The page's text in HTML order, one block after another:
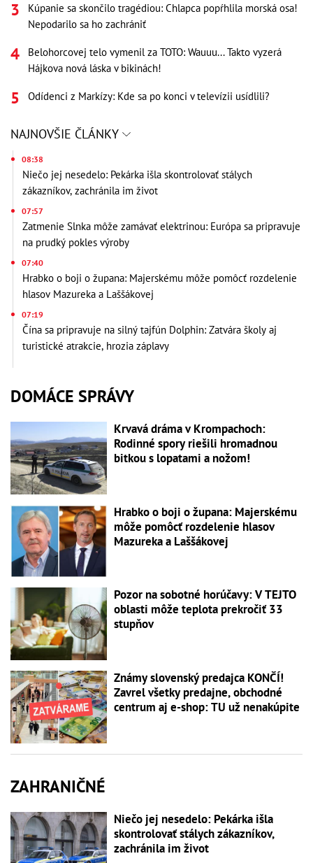
Kúpanie sa skončilo tragédiou: Chlapca popŕhlila morská osa!
Nepodarilo sa ho zachrániť
Belohorcovej telo vymenil za TOTO: Wauuu... Takto vyzerá
Hájkova nová láska v bikinách!
Odídenci z Markízy: Kde sa po konci v televízii usídlili?
NAJNOVŠIE ČLÁNKY
08:38
Niečo jej nesedelo: Pekárka išla skontrolovať stálych
zákazníkov, zachránila im život
07:57
Zatmenie Slnka môže zamávať elektrinou: Európa sa pripravuje
na prudký pokles výroby
07:40
Hrabko o boji o župana: Majerskému môže pomôcť rozdelenie
hlasov Mazureka a Laššákovej
07:19
Čína sa pripravuje na silný tajfún Dolphin: Zatvára školy aj
turistické atrakcie, hrozia záplavy
DOMÁCE SPRÁVY
Krvavá dráma v Krompachoch:
Rodinné spory riešili hromadnou
bitkou s lopatami a nožom!
Hrabko o boji o župana: Majerskému
môže pomôcť rozdelenie hlasov
Mazureka a Laššákovej
Pozor na sobotné horúčavy: V TEJTO
oblasti môže teplota prekročiť 33
stupňov
Známy slovenský predajca KONČÍ!
Zavrel všetky predajne, obchodné
centrum aj e-shop: TU už nenakúpite
ZAHRANIČNÉ
Niečo jej nesedelo: Pekárka išla
skontrolovať stálych zákazníkov,
zachránila im život